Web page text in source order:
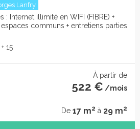
Lanfry
: Internet illimité en WIFI (FIBRE) +
communs + entretiens parties
+ 15
À partir de
522 € /mois
De 17 m2 à 29 m2